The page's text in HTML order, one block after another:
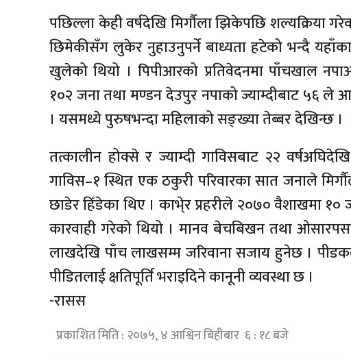
पछिल्ला केही वर्षदेखि मिर्गाैला झिकेपछि शल्यक्रिया
छिमेकीसँग लुकेर नुहाउनुपर्ने बाध्यता हटेको भन्दै
खुलेको थियो । पिपीआरको प्रतिवेदनमा पाँचखाल
१०२ जना तथा मण्डन देउपुर नपाको ज्याम्दीबाट ५६ ले
। यसमध्ये पुरुषभन्दा महिलाको सङ्ख्या तेब्बर देखिन्छ ।
तत्कालीन होक्से र ज्याम्दी गाविसबाट २२
गाविस–१ स्थित एक ठकुरी परिवारका सात जनाले
छाडेर हिँडेका थिए । काभे्र प्रहरीले २०७० वैशाखमा १०
कारवाही गरेको थियो । मानव बेचबिखन तथा
लाखदेखि पाँच लाखसम्म जरिवाना सजाय हुनेछ ।
पीडितलाई क्षतिपूर्ति भराइदिने कानूनी व्यवस्था छ ।
-रासस
प्रकाशित मिति : २०७५, ४ आश्विन बिहीबार ६ : १८ बजे